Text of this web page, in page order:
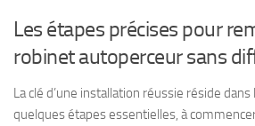
Les étapes précises pour
robinet autoperceur sans
La clé d’une installation réussie réside
quelques étapes essentielles, à